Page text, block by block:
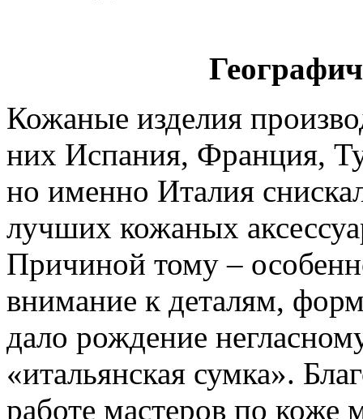
Кожаные изделия
них Испания, Франция,
но именно Италия
лучших кожаных
Причиной тому –
внимание к деталям,
дало рождение
«итальянская сумка».
работе мастеров по коже